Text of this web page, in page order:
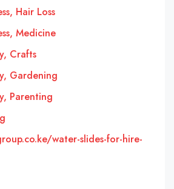
Hair Loss
Medicine
Crafts
Gardening
Parenting
water-slides-for-hire-